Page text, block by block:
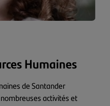
Humaines
de Santander
activités et